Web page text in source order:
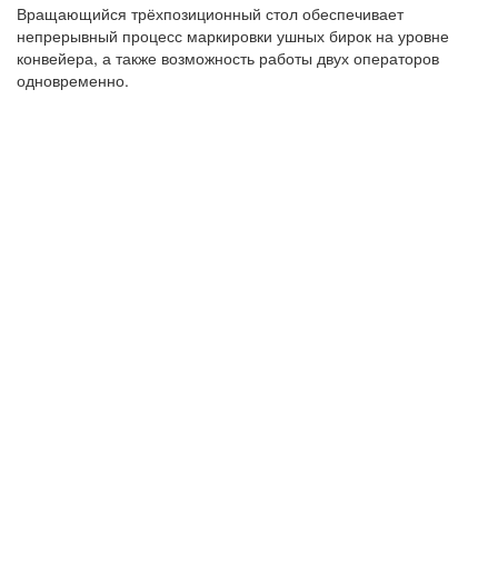
Вращающийся трёхпозиционный стол обеспечивает
непрерывный процесс маркировки ушных бирок на уровне
конвейера, а также возможность работы двух операторов
одновременно.